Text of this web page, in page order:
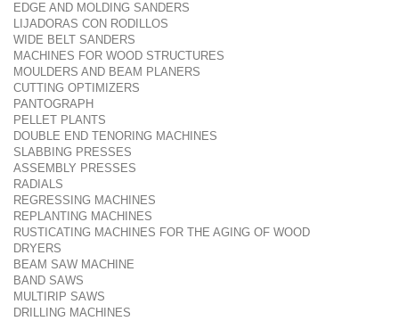
EDGE AND MOLDING SANDERS
LIJADORAS CON RODILLOS
WIDE BELT SANDERS
MACHINES FOR WOOD STRUCTURES
MOULDERS AND BEAM PLANERS
CUTTING OPTIMIZERS
PANTOGRAPH
PELLET PLANTS
DOUBLE END TENORING MACHINES
SLABBING PRESSES
ASSEMBLY PRESSES
RADIALS
REGRESSING MACHINES
REPLANTING MACHINES
RUSTICATING MACHINES FOR THE AGING OF WOOD
DRYERS
BEAM SAW MACHINE
BAND SAWS
MULTIRIP SAWS
DRILLING MACHINES